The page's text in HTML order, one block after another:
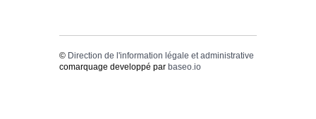
© Direction de l'information légale et administrative
comarquage developpé par baseo.io